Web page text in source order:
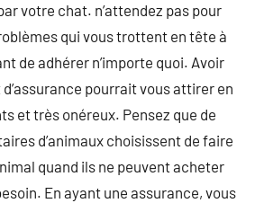
votre chat. n’attendez pas pour
qui vous trottent en tête à
de adhérer n’importe quoi. Avoir
pourrait vous attirer en
et très onéreux. Pensez que de
d’animaux choisissent de faire
quand ils ne peuvent acheter
En ayant une assurance, vous